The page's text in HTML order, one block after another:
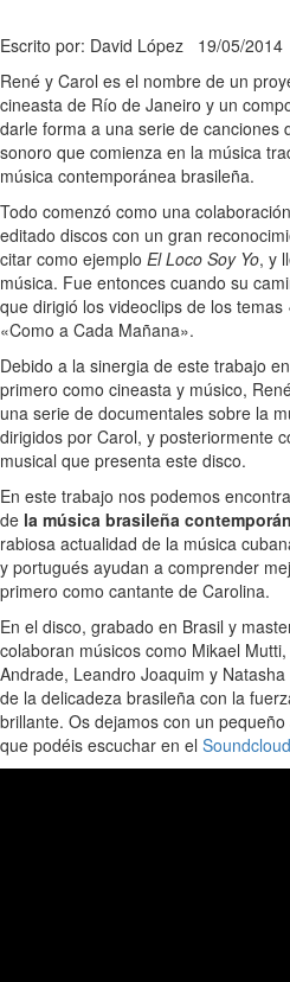
Escrito por: David López 19/05/2014
René y Carol es el nombre de un
cineasta de Río de Janeiro y un
darle forma a una serie de canciones
sonoro que comienza en la música
música contemporánea brasileña.
Todo comenzó como una
editado discos con un gran
citar como ejemplo El Loco Soy Yo, y
música. Fue entonces cuando su
que dirigió los videoclips de los
«Como a Cada Mañana».
Debido a la sinergia de este trabajo
primero como cineasta y músico,
una serie de documentales sobre la
dirigidos por Carol, y posteriormente
musical que presenta este disco.
En este trabajo nos podemos
de la música brasileña
rabiosa actualidad de la música
y portugués ayudan a comprender
primero como cantante de Carolina.
En el disco, grabado en Brasil y
colaboran músicos como Mikael
Andrade, Leandro Joaquim y
de la delicadeza brasileña con la
brillante. Os dejamos con un
que podéis escuchar en el Soundcloud